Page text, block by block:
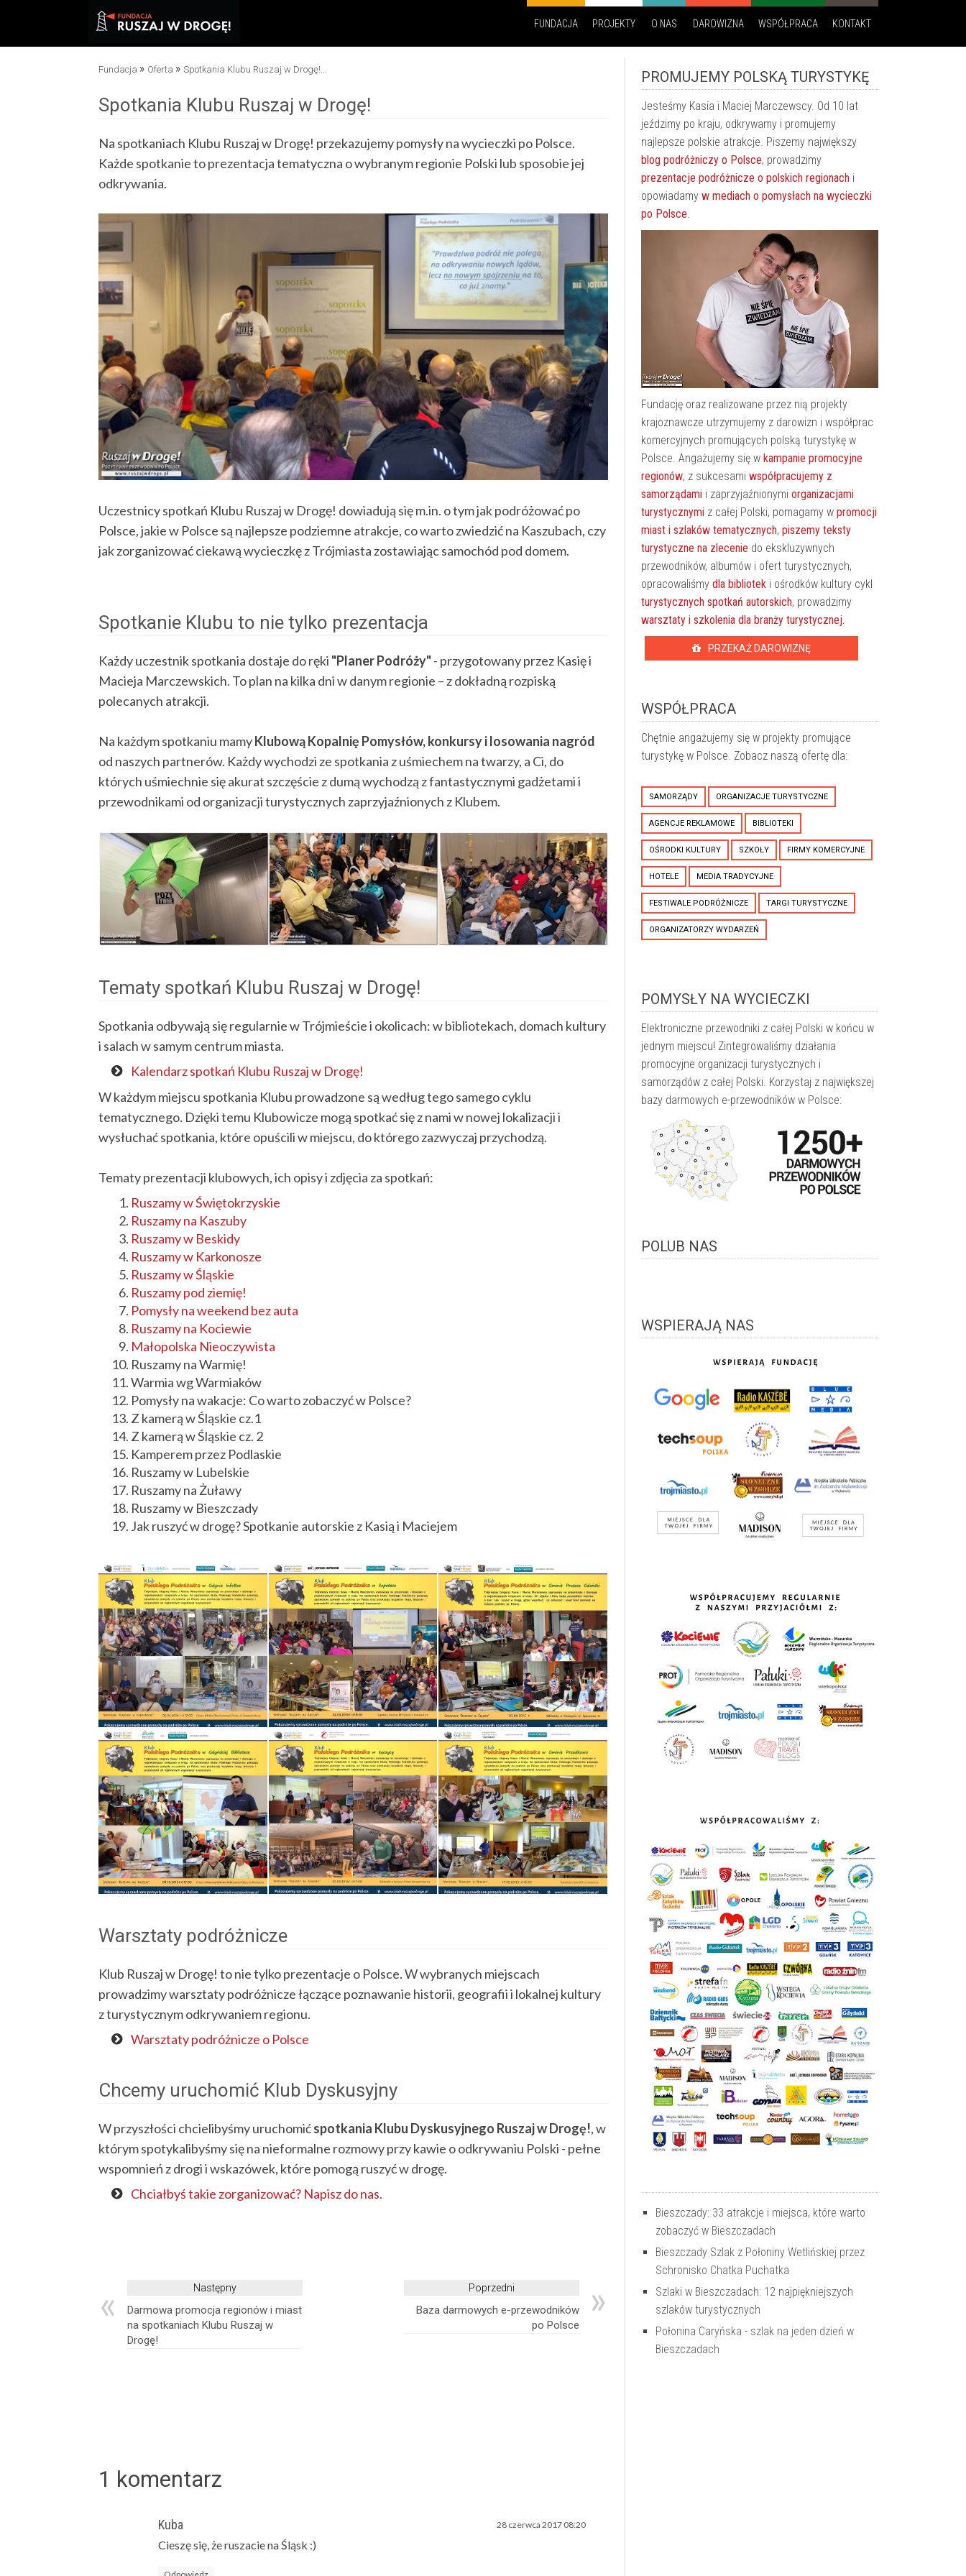
FUNDACJA PROJEKTY O NAS DAROWIZNA WSPÓŁPRACA KONTAKT
Fundacja » Oferta » Spotkania Klubu Ruszaj w Drogę!...
Spotkania Klubu Ruszaj w Drogę!
Na spotkaniach Klubu Ruszaj w Drogę! przekazujemy pomysły na wycieczki po Polsce.
Każde spotkanie to prezentacja tematyczna o wybranym regionie Polski lub sposobie jej
odkrywania.
Uczestnicy spotkań Klubu Ruszaj w Drogę! dowiadują się m.in. o tym jak podróżować po
Polsce, jakie w Polsce są najlepsze podziemne atrakcje, co warto zwiedzić na Kaszubach, czy
jak zorganizować ciekawą wycieczkę z Trójmiasta zostawiając samochód pod domem.
Spotkanie Klubu to nie tylko prezentacja
Każdy uczestnik spotkania dostaje do ręki "Planer Podróży"- przygotowany przez Kasię i
Macieja Marczewskich. To plan na kilka dni w danym regionie – z dokładną rozpiską
polecanych atrakcji.
Na każdym spotkaniu mamyKlubową Kopalnię Pomysłów, konkursy i losowania nagród
od naszych partnerów. Każdy wychodzi ze spotkania z uśmiechem na twarzy, a Ci, do
których uśmiechnie się akurat szczęście z dumą wychodzą z fantastycznymi gadżetami i
przewodnikami od organizacji turystycznych zaprzyjaźnionych z Klubem.
Tematy spotkań Klubu Ruszaj w Drogę!
Spotkania odbywają się regularnie w Trójmieście i okolicach: w bibliotekach, domach kultury
i salach w samym centrum miasta.
Kalendarz spotkań Klubu Ruszaj w Drogę!
W każdym miejscu spotkania Klubu prowadzone są według tego samego cyklu
tematycznego. Dzięki temu Klubowicze mogą spotkać się z nami w nowej lokalizacji i
wysłuchać spotkania, które opuścili w miejscu, do którego zazwyczaj przychodzą.
Tematy prezentacji klubowych, ich opisy i zdjęcia za spotkań:
Ruszamy w Świętokrzyskie
Ruszamy na Kaszuby
Ruszamy w Beskidy
Ruszamy w Karkonosze
Ruszamy w Śląskie
Ruszamy pod ziemię!
Pomysły na weekend bez auta
Ruszamy na Kociewie
Małopolska Nieoczywista
Ruszamy na Warmię!
Warmia wg Warmiaków
Pomysły na wakacje: Co warto zobaczyć w Polsce?
Z kamerą w Śląskie cz.1
Z kamerą w Śląskie cz. 2
Kamperem przez Podlaskie
Ruszamy w Lubelskie
Ruszamy na Żuławy
Ruszamy w Bieszczady
Jak ruszyć w drogę? Spotkanie autorskie z Kasią i Maciejem
Warsztaty podróżnicze
Klub Ruszaj w Drogę! to nie tylko prezentacje o Polsce. W wybranych miejscach
prowadzimy warsztaty podróżnicze łączące poznawanie historii, geografii i lokalnej kultury
z turystycznym odkrywaniem regionu.
Warsztaty podróżnicze o Polsce
Chcemy uruchomić Klub Dyskusyjny
W przyszłości chcielibyśmy uruchomićspotkania Klubu Dyskusyjnego Ruszaj w Drogę!, w
którym spotykalibyśmy się na nieformalne rozmowy przy kawie o odkrywaniu Polski - pełne
wspomnień z drogi i wskazówek, które pomogą ruszyć w drogę.
Chciałbyś takie zorganizować? Napisz do nas.
« Następny
Darmowa promocja regionów i miast
na spotkaniach Klubu Ruszaj w
Drogę!
»
Poprzedni
Baza darmowych e-przewodników
po Polsce
1 komentarz
Kuba 28 czerwca 2017 08:20
Cieszę się, że ruszacie na Śląsk :)
PROMUJEMY POLSKĄ TURYSTYKĘ
Jesteśmy Kasia i Maciej Marczewscy. Od 10 lat
jeździmy po kraju, odkrywamy i promujemy
najlepsze polskie atrakcje. Piszemy największy
blog podróżniczy o Polsce, prowadzimy
prezentacje podróżnicze o polskich regionach i
opowiadamy w mediach o pomysłach na wycieczki
po Polsce.
Fundację oraz realizowane przez nią projekty
krajoznawcze utrzymujemy z darowizn i współprac
komercyjnych promujących polską turystykę w
Polsce. Angażujemy się w kampanie promocyjne
regionów, z sukcesami współpracujemy z
samorządami i zaprzyjaźnionymi organizacjami
turystycznymi z całej Polski, pomagamy w promocji
miast i szlaków tematycznych, piszemy teksty
turystyczne na zlecenie do ekskluzywnych
przewodników, albumów i ofert turystycznych,
opracowaliśmy dla bibliotek i ośrodków kultury cykl
turystycznych spotkań autorskich, prowadzimy
warsztaty i szkolenia dla branży turystycznej.
PRZEKAŻ DAROWIZNĘ
WSPÓŁPRACA
Chętnie angażujemy się w projekty promujące
turystykę w Polsce. Zobacz naszą ofertę dla:
SAMORZĄDY ORGANIZACJE TURYSTYCZNE
AGENCJE REKLAMOWE BIBLIOTEKI
OŚRODKI KULTURY SZKOŁY FIRMY KOMERCYJNE
HOTELE MEDIA TRADYCYJNE
FESTIWALE PODRÓŻNICZE TARGI TURYSTYCZNE
ORGANIZATORZY WYDARZEŃ
POMYSŁY NA WYCIECZKI
Elektroniczne przewodniki z całej Polski w końcu w
jednym miejscu! Zintegrowaliśmy działania
promocyjne organizacji turystycznych i
samorządów z całej Polski. Korzystaj z największej
bazy darmowych e-przewodników w Polsce:
POLUB NAS
WSPIERAJĄ NAS
Bieszczady: 33 atrakcje i miejsca, które warto
zobaczyć w Bieszczadach
Bieszczady Szlak z Połoniny Wetlińskiej przez
Schronisko Chatka Puchatka
Szlaki w Bieszczadach: 12 najpiękniejszych
szlaków turystycznych
Połonina Caryńska - szlak na jeden dzień w
Bieszczadach